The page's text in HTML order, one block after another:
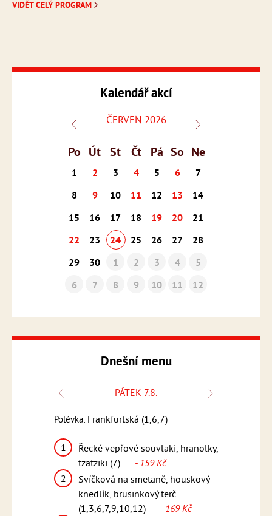
VIDĚT CELÝ PROGRAM
Kalendář akcí
ČERVEN 2026
Po Út St Čt Pá So Ne
1 2 3 4 5 6
7
8
9 10 11 12 13
14
15
16 17 18 19 20
21
22
23 24 25 26 27
28
29
30 1 2 3 4
5
6
7 8 9 10 11 12
Dnešní menu
PÁTEK 7.8.
Polévka: Frankfurtská (1,6,7)
1
Řecké vepřové souvlaki, hranolky,
tzatziki (7)
- 159 Kč
2
Svíčková na smetaně, houskový
knedlík, brusinkový terč
(1,3,6,7,9,10,12)
- 169 Kč